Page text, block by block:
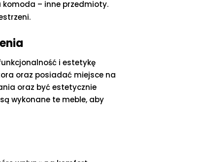
komoda – inne przedmioty.
i estetykę
oraz posiadać miejsce na
oraz być estetycznie
wykonane te meble, aby